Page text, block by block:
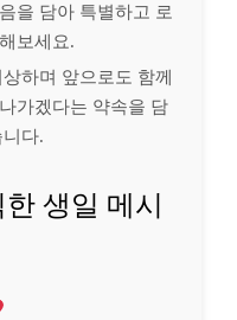
을 담아 특별하고 로
보세요.
하며 앞으로도 함께
가겠다는 약속을 담
다.
생일 메시